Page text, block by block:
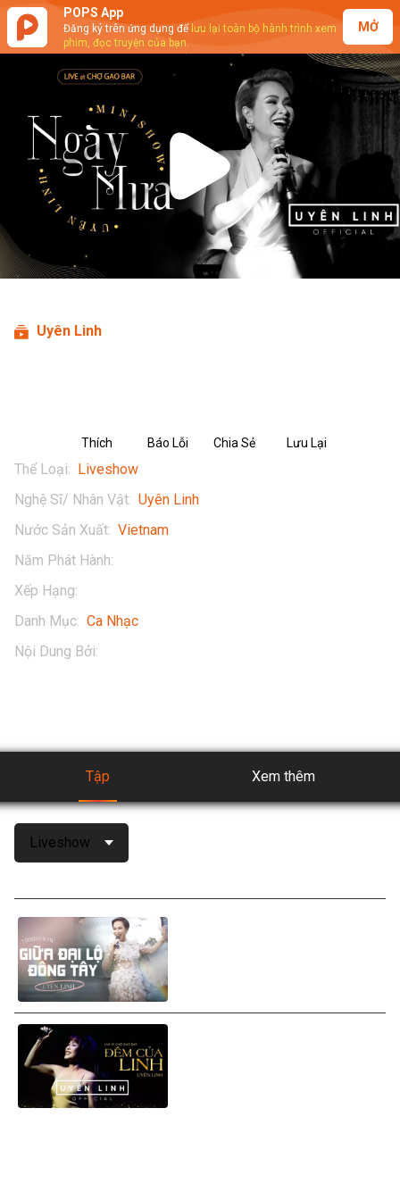
POPS App
Đăng ký trên ứng dụng để lưu lại toàn bộ hành trình xem
phim, đọc truyện của bạn.
MỞ
Play
Video
Uyên Linh
Thích Báo Lỗi Chia Sẻ Lưu Lại
Thể Loại: Liveshow
Nghệ Sĩ/ Nhân Vật: Uyên Linh
Nước Sản Xuất: Vietnam
Năm Phát Hành:
Xếp Hạng:
Danh Mục: Ca Nhạc
Nội Dung Bởi:
Tập Xem thêm
Liveshow